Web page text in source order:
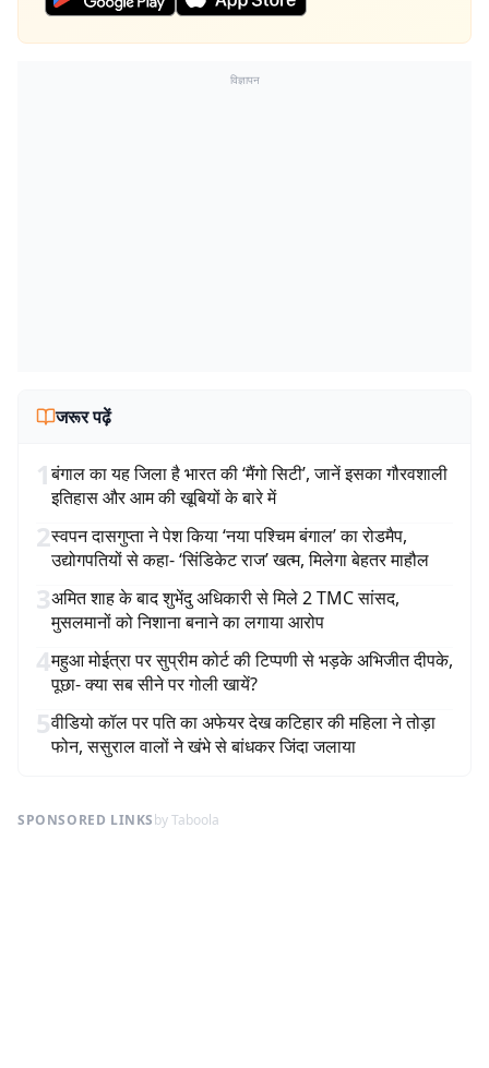
विज्ञापन
जरूर पढ़ें
1बंगाल का यह जिला है भारत की ‘मैंगो सिटी’, जानें इसका गौरवशाली
इतिहास और आम की खूबियों के बारे में
2स्वपन दासगुप्ता ने पेश किया ‘नया पश्चिम बंगाल’ का रोडमैप,
उद्योगपतियों से कहा- ‘सिंडिकेट राज’ खत्म, मिलेगा बेहतर माहौल
3अमित शाह के बाद शुभेंदु अधिकारी से मिले 2 TMC सांसद,
मुसलमानों को निशाना बनाने का लगाया आरोप
4महुआ मोईत्रा पर सुप्रीम कोर्ट की टिप्पणी से भड़के अभिजीत दीपके,
पूछा- क्या सब सीने पर गोली खायें?
5वीडियो कॉल पर पति का अफेयर देख कटिहार की महिला ने तोड़ा
फोन, ससुराल वालों ने खंभे से बांधकर जिंदा जलाया
SPONSORED LINKSby Taboola